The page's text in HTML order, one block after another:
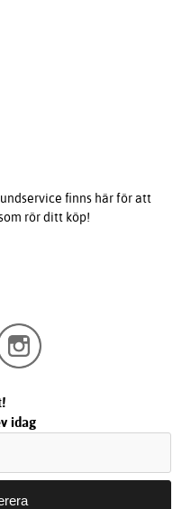
finns här för att
rör ditt köp!
idag